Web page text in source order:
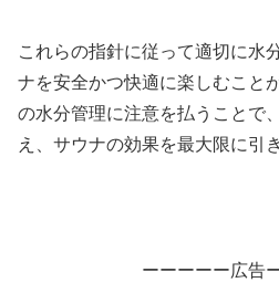
これらの指針に従って適切に水
ナを安全かつ快適に楽しむこと
の水分管理に注意を払うことで
え、サウナの効果を最大限に引
ーーーーー広告